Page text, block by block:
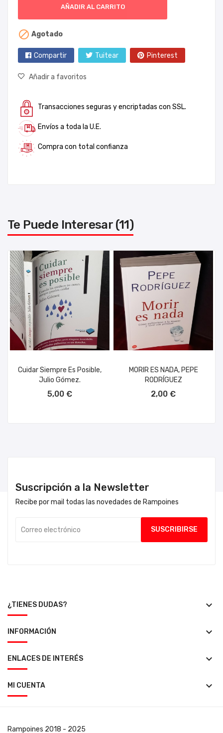
AÑADIR AL CARRITO
 Agotado
Compartir Tuitear Pinterest
Añadir a favoritos
Transacciones seguras y encriptadas con SSL.
Envíos a toda la U.E.
Compra con total confianza
Te Puede Interesar (11)
Cuidar Siempre Es Posible,
Julio Gómez.
5,00 €
MORIR ES NADA, PEPE
RODRÍGUEZ
2,00 €
Suscripción a la Newsletter
Recibe por mail todas las novedades de Rampoines
¿TIENES DUDAS? keyboard_arrow_down
INFORMACIÓN keyboard_arrow_down
ENLACES DE INTERÉS keyboard_arrow_down
MI CUENTA keyboard_arrow_down
Rampoines 2018 - 2025